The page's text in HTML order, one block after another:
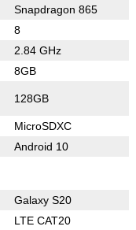
Snapdragon 865
8
2.84 GHz
8GB
128GB
MicroSDXC
Android 10
Galaxy S20
LTE CAT20